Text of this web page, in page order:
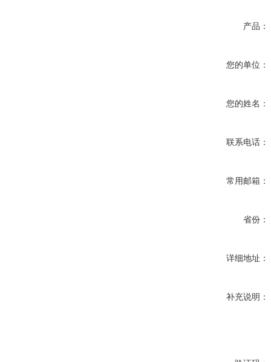
产品：
您的单位：
您的姓名：
联系电话：
常用邮箱：
省份：
详细地址：
补充说明：